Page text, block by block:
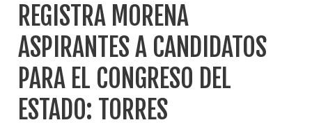
REGISTRA MORENA
ASPIRANTES A CANDIDATOS
PARA EL CONGRESO DEL
ESTADO: TORRES